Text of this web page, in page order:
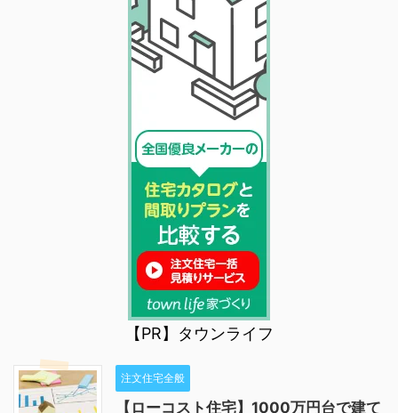
【PR】タウンライフ
注文住宅全般
【ローコスト住宅】1000万円台で建て